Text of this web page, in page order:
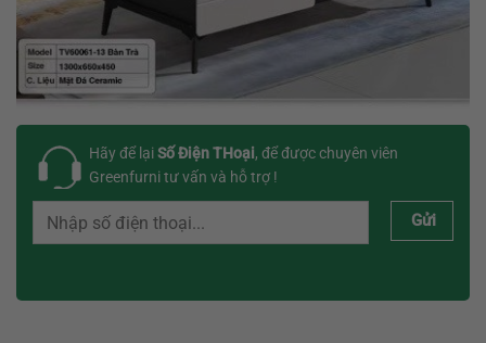
Hãy để lạiSố Điện THoại, để được chuyên viên
Greenfurni tư vấn và hỗ trợ !
Gửi